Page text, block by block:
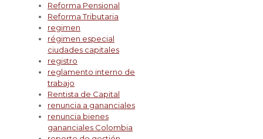
Reforma Pensional
Reforma Tributaria
regimen
régimen especial
ciudades capitales
registro
reglamento interno de
trabajo
Rentista de Capital
renuncia a gananciales
renuncia bienes
gananciales Colombia